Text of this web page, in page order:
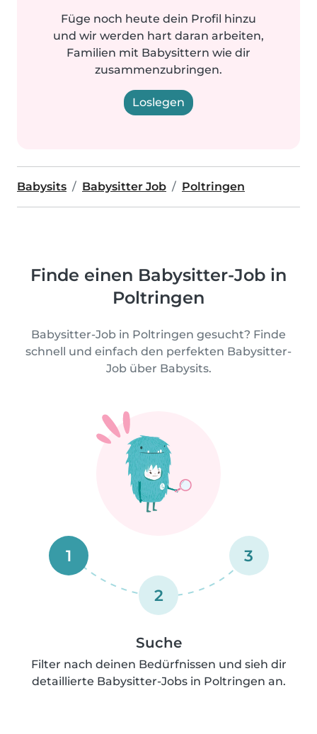
Füge noch heute dein Profil hinzu
und wir werden hart daran arbeiten,
Familien mit Babysittern wie dir
zusammenzubringen.
Loslegen
Babysits Babysitter Job Poltringen
Finde einen Babysitter-Job in
Poltringen
Babysitter-Job in Poltringen gesucht? Finde
schnell und einfach den perfekten Babysitter-
Job über Babysits.
1
2
3
Suche
Filter nach deinen Bedürfnissen und sieh dir
detaillierte Babysitter-Jobs in Poltringen an.